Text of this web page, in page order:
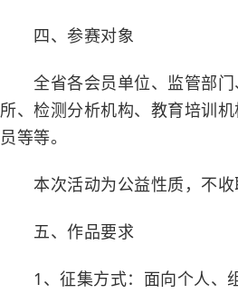
四、参赛对象
全省各会员单位、监管部门
所、检测分析机构、教育培训
员等等。
本次活动为公益性质，不收
五、作品要求
1、征集方式：面向个人、组